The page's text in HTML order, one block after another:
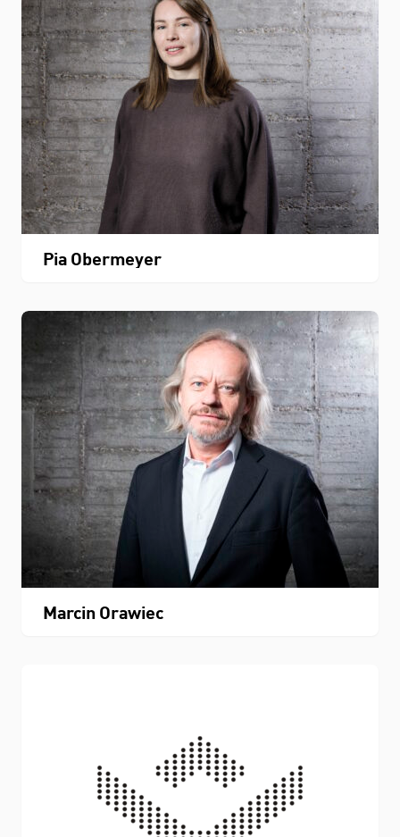
Pia Obermeyer
Marcin Orawiec